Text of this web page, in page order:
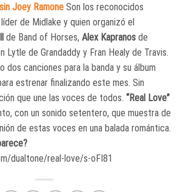
Joey Ramone Son los reconocidos
líder de Midlake y quien organizó el
de Band of Horses, Alex Kapranos de
Lytle de Grandaddy y Fran Healy de Travis.
dos canciones para la banda y su álbum
estrenar finalizando este mes. Sin
que une las voces de todos. “Real Love”
con un sonido setentero, que muestra de
de estas voces en una balada romántica.
dualtone/real-love/s-oFI81